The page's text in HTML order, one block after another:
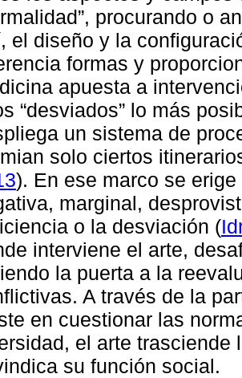
procurando o
el diseño y la
formas y
apuesta a
“desviados” lo más
un sistema de
solo ciertos
). En ese marco se
marginal,
o la desviación (
interviene el arte,
la puerta a la
A través de la
en cuestionar las
el arte trasciende
su función social.